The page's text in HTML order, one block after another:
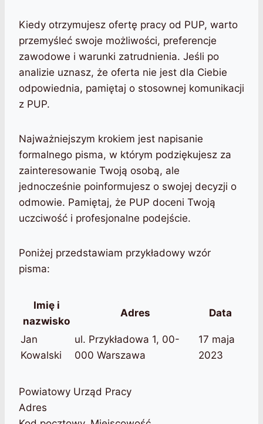
Kiedy otrzymujesz ofertę pracy od PUP, warto
przemyśleć swoje możliwości, preferencje
zawodowe i warunki zatrudnienia. Jeśli po
analizie uznasz, że oferta nie jest dla Ciebie
odpowiednia, pamiętaj o stosownej komunikacji
z PUP.
Najważniejszym krokiem jest napisanie
formalnego pisma, w którym podziękujesz za
zainteresowanie Twoją osobą, ale
jednocześnie poinformujesz o swojej decyzji o
odmowie. Pamiętaj, że PUP doceni Twoją
uczciwość i profesjonalne podejście.
Poniżej przedstawiam przykładowy wzór
pisma:
Imię i
nazwisko
Adres Data
Jan
Kowalski
ul. Przykładowa 1, 00-
000 Warszawa
17 maja
2023
Powiatowy Urząd Pracy
Adres